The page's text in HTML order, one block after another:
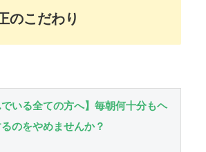
のこだわり
でいる全ての方へ】毎朝何十分もヘ
のをやめませんか？